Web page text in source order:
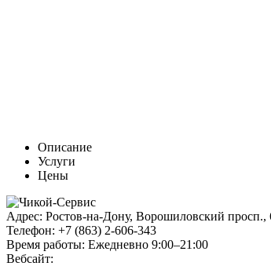
Описание
Услуги
Цены
Адрес: Ростов-на-Дону, Ворошиловский просп.,
Телефон: +7 (863) 2-606-343
Время работы: Ежедневно 9:00–21:00
Вебсайт: